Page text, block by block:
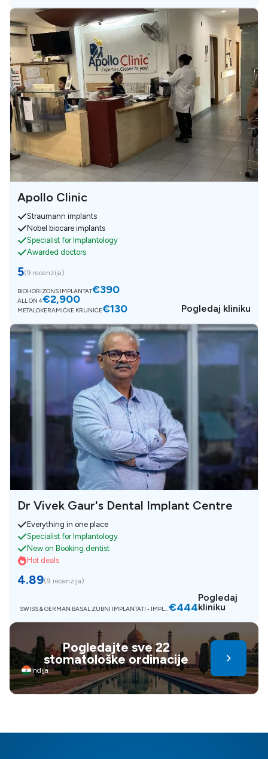
Apollo Clinic
Straumann implants
Nobel biocare implants
Specialist for Implantology
Awarded doctors
5(9 recenzija)
BIOHORIZONS IMPLANTAT€390
ALL ON 4€2,900
METALOKERAMIČKE KRUNICE€130 Pogledaj kliniku
Dr Vivek Gaur's Dental Implant Centre
Everything in one place
Specialist for Implantology
New on Booking.dentist
Hot deals
4.89(9 recenzija)
SWISS & GERMAN BASAL ZUBNI IMPLANTATI - IMPLA€444
Pogledaj
kliniku
Pogledajte sve 22
stomatološke ordinacije
Indija